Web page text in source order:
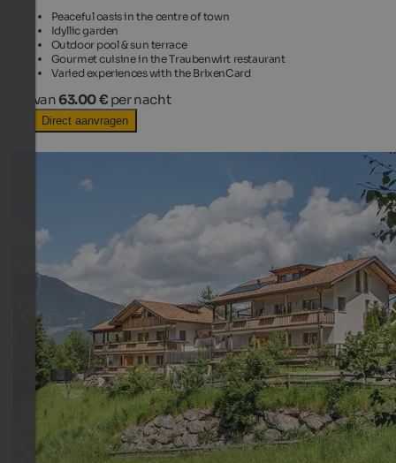
Peaceful oasis in the centre of town
Idyllic garden
Outdoor pool & sun terrace
Gourmet cuisine in the Traubenwirt restaurant
Varied experiences with the BrixenCard
van 63.00 € per nacht
Direct aanvragen